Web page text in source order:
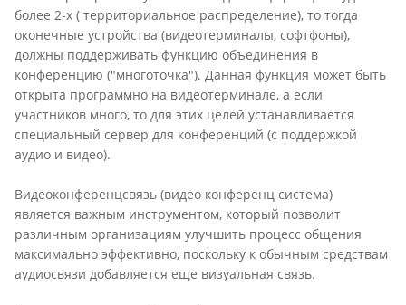
более 2-х ( территориальное распределение), то тогда
оконечные устройства (видеотерминалы, софтфоны),
должны поддерживать функцию объединения в
конференцию ("многоточка"). Данная функция может быть
открыта программно на видеотерминале, а если
участников много, то для этих целей устанавливается
специальный сервер для конференций (с поддержкой
аудио и видео).
Видеоконференцсвязь (видео конференц система)
является важным инструментом, который позволит
различным организациям улучшить процесс общения
максимально эффективно, поскольку к обычным средствам
аудиосвязи добавляется еще визуальная связь.